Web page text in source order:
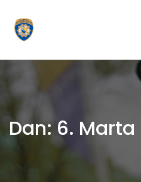
Dan:6. Marta